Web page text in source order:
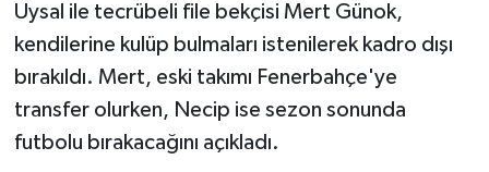
Uysal ile tecrübeli file bekçisi Mert Günok,
kendilerine kulüp bulmaları istenilerek kadro dışı
bırakıldı. Mert, eski takımı Fenerbahçe'ye
transfer olurken, Necip ise sezon sonunda
futbolu bırakacağını açıkladı.